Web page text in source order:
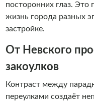
посторонних глаз. Это
жизнь города разных
застройке.
От Невского
закоулков
Контраст между
переулками создаёт